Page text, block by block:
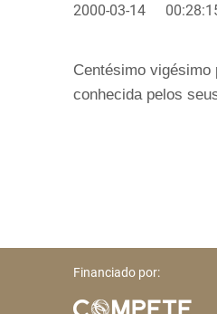
2000-03-14
Centésimo vigésimo
conhecida pelos
Financiado por: